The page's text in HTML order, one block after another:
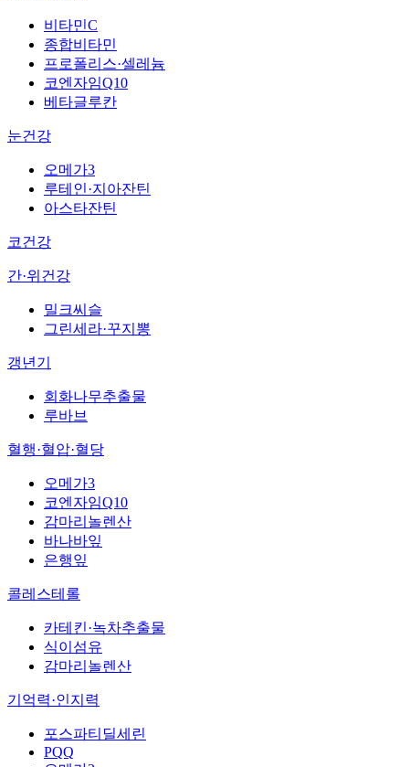
비타민C
종합비타민
프로폴리스·셀레늄
코엔자임Q10
베타글루칸
눈건강
오메가3
루테인·지아잔틴
아스타잔틴
코건강
간·위건강
밀크씨슬
그린세라·꾸지뽕
갱년기
회화나무추출물
루바브
혈행·혈압·혈당
오메가3
코엔자임Q10
감마리놀렌산
바나바잎
은행잎
콜레스테롤
카테킨·녹차추출물
식이섬유
감마리놀렌산
기억력·인지력
포스파티딜세린
PQQ